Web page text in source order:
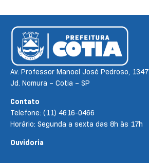
Av. Professor Manoel José Pedroso, 1347
Jd. Nomura – Cotia – SP
Contato
Telefone: (11) 4616-0466
Horário: Segunda a sexta das 8h às 17h
Ouvidoria